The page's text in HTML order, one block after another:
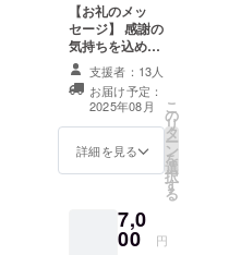
【お礼のメッ
セージ】 感謝の
気持ちを込め
て、お礼のメッ
セージをお送り
します。 【記載
例】 このリター
ンは3000円のリ
ターンと同じ内
支援者：13人
お届け予定：
2025年08月
詳細を見る
こ
の
リ
タ
ー
ン
を
選
択
す
る
7,0
00 円